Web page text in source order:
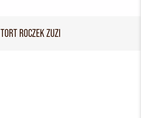
TORT ROCZEK ZUZI